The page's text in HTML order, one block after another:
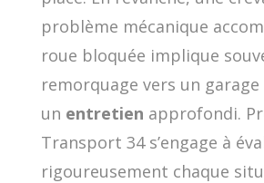
problème mécanique
roue bloquée implique
remorquage vers un
un entretien approfondi.
Transport 34 s’engage à
rigoureusement chaque